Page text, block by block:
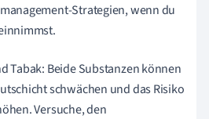
Strategien, wenn du
Tabak: Beide Substanzen können
schwächen und das Risiko
Versuche, den